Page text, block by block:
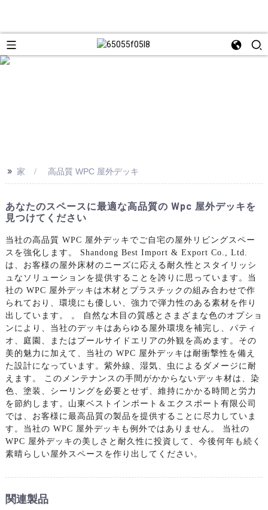
>> 家 高品質 WPC 屋外デッキ
あなたのスペースに最適な高品質の Wpc 屋外デッキを
見つけてください
当社の高品質 WPC 屋外デッキでご自宅の屋外リビングスペー
スを強化します。 Shandong Best Import & Export Co., Ltd.
は、お客様の屋外床材のニーズに応える耐久性とスタイリッシ
ュなソリューションを提供することを誇りに思っています。当
社の WPC 屋外デッキは木材とプラスチックの組み合わせで作
られており、環境にも優しい、強力で弾力性のある素材を作り
出しています。 。 自然な木目の質感とさまざまな色のオプショ
ンにより、当社のデッキはあらゆる屋外環境を補完し、パティ
オ、庭園、またはプールサイドエリアの外観を高めます。その
美的魅力に加えて、当社の WPC 屋外デッキは耐衝撃性を備え
た設計になっています。紫外線、湿気、虫によるダメージに耐
えます。 このメンテナンスの手間がかからないデッキ材は、染
色、塗装、シーリングを必要とせず、維持にかかる時間と労力
を節約します。山東ベストインポート＆エクスポート有限公司
では、お客様に最高品質の製品を提供することに尽力していま
す。当社の WPC 屋外デッキも例外ではありません。 当社の
WPC 屋外デッキの美しさと耐久性に投資して、今後何年も続く
素晴らしい屋外スペースを作り出してください。
関連製品